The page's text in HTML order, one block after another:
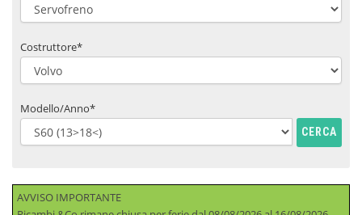
Costruttore*
Modello/Anno*
CERCA
AVVISO IMPORTANTE